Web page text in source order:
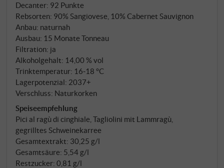
und Vision zur internationalen Anerkennung führte.
Als erste Frau an der Spitze des Consorzio Morellino
di Scansano prägte sie nicht nur die Denomination,
sondern die gesamte Maremma-Weinkultur.
Sangiovese (90%) mit Cabernet Sauvignon (10%) von
den Weinbergen La Carla, Maiano, Bozzino und
Vecchie Pupille auf 50 bis 250 Metern Höhe. Die
Böden wechseln von tonig-schluffigen zu sandigen
Lehm-Strukturen mit präsenter Kalkmergel-
Komponente. Nach 25 bis 30 Tagen Mazeration bei
26 Grad reift der Wein zwölf Monate in
slawonischen Eichenfässern von 20 bis 40 Hektoliter
Fassungsvermögen.
Decanter: 92 Punkte
Rebsorten: 90% Sangiovese, 10% Cabernet Sauvignon
Anbau: naturnah
Ausbau: 15 Monate Tonneau
Filtration: ja
Alkoholgehalt: 14,00 % vol
Trinktemperatur: 16‑18 °C
Lagerpotenzial: 2037+
Verschluss: Naturkorken
Speiseempfehlung
Pici al ragù di cinghiale, Tagliolini mit Lammragù,
gegrilltes Schweinekarree
Gesamtextrakt: 30,25 g/l
Gesamtsäure: 5,54 g/l
Restzucker: 0,81 g/l